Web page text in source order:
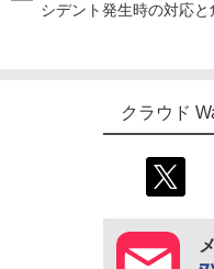
シデント発生時の対応
クラウド